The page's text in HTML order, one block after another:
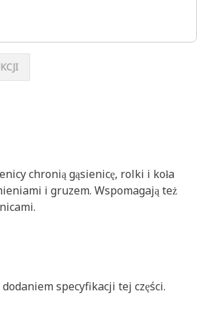
chronią gąsienicę, rolki i koła
i gruzem. Wspomagają też
specyfikacji tej części.